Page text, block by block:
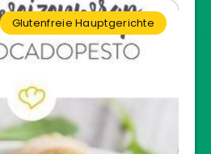
Glutenfreie Hauptgerichte